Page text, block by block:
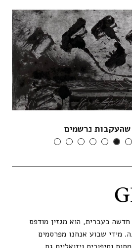
נרשמים
בעברית, הוא מגזין מודפס
מידי שבוע אנחנו מפרסמים